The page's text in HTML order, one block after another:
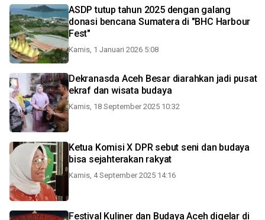
ASDP tutup tahun 2025 dengan galang
donasi bencana Sumatera di "BHC Harbour
Fest"
Kamis, 1 Januari 2026 5:08
Dekranasda Aceh Besar diarahkan jadi pusat
ekraf dan wisata budaya
Kamis, 18 September 2025 10:32
Ketua Komisi X DPR sebut seni dan budaya
bisa sejahterakan rakyat
Kamis, 4 September 2025 14:16
Festival Kuliner dan Budaya Aceh digelar di